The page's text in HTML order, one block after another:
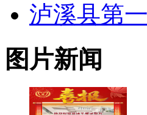
泸溪县第
图片新闻